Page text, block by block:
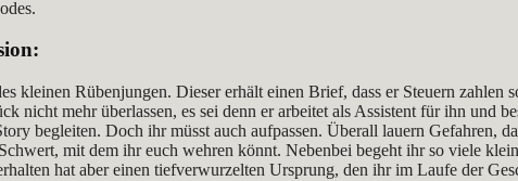
:
kleinen Rübenjungen. Dieser erhält einen Brief, dass er Steuern zahlen
nicht mehr überlassen, es sei denn er arbeitet als Assistent für ihn und
begleiten. Doch ihr müsst auch aufpassen. Überall lauern Gefahren,
mit dem ihr euch wehren könnt. Nebenbei begeht ihr so viele
hat aber einen tiefverwurzelten Ursprung, den ihr im Laufe der